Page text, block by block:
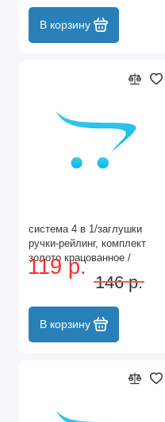
В корзину
система 4 в 1/заглушки
ручки-рейлинг, комплект
золото крацованное /
FA0004.VR000.GLMAN.CO
119 р.
146 р.
В корзину